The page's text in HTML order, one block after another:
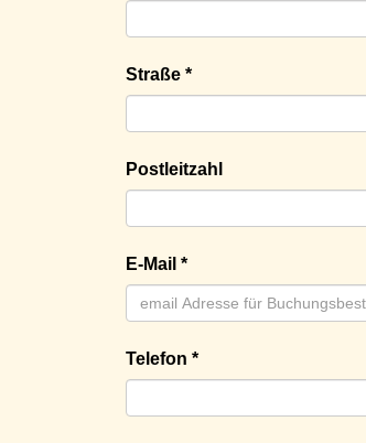
Straße *
Postleitzahl
E-Mail *
Telefon *